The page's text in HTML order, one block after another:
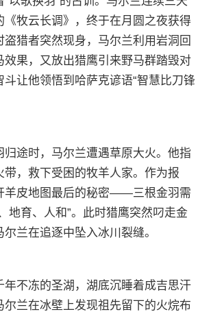
《牧云长调》，终于在月圆之夜获得
盗猎者突然现身，马尔兰利用岩洞回
效果，又放出猎鹰引来野马群踏毁对
斗让他领悟到哈萨克谚语“智慧比刀锋
归途时，马尔兰遭遇草原大火。他指
带，救下受困的牧羊人家。作为报
羊皮地图最后的秘密——三根金羽需
地育、人和”。此时猎鹰突然叼走金
兰在追逐中坠入冰川裂缝。
年不冻的圣湖，湖底沉睡着成吉思汗
尔兰在冰壁上发现祖先留下的火烷布